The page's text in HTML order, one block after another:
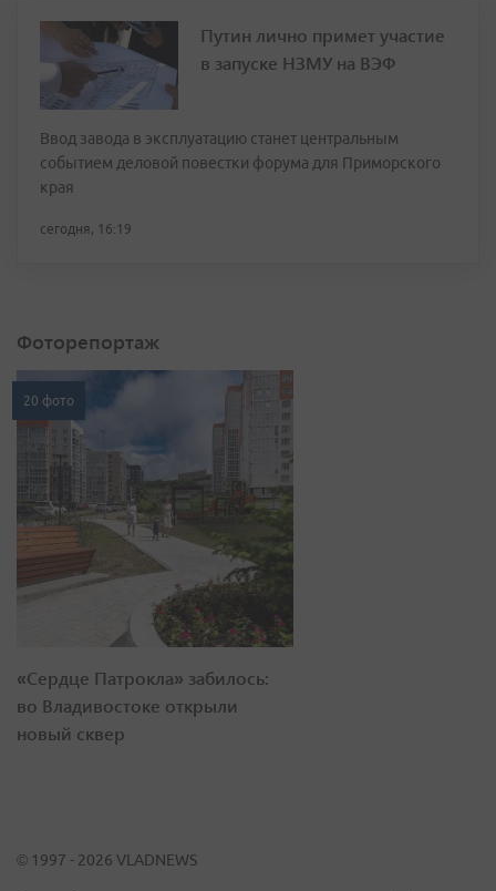
Путин лично примет участие
в запуске НЗМУ на ВЭФ
Ввод завода в эксплуатацию станет центральным
событием деловой повестки форума для Приморского
края
сегодня, 16:19
Фоторепортаж
20 фото
«Сердце Патрокла» забилось:
во Владивостоке открыли
новый сквер
© 1997 - 2026 VLADNEWS